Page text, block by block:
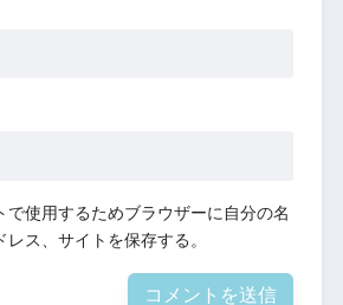
で使用するためブラウザーに自分の名
ス、サイトを保存する。